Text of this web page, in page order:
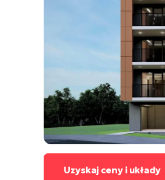
Uzyskaj ceny i układy